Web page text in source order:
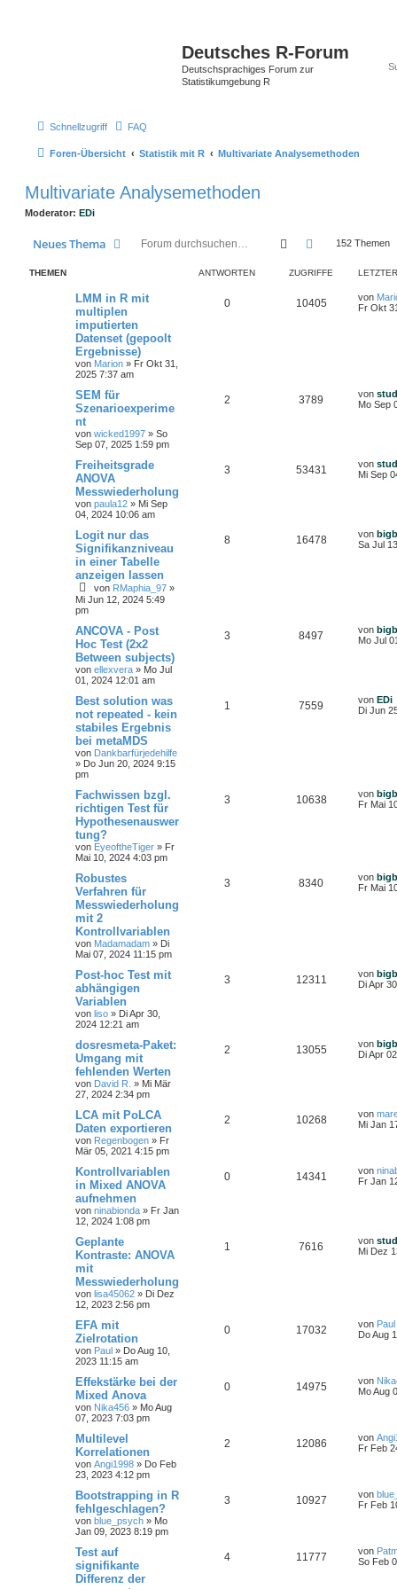
Deutsches R-Forum
Deutschsprachiges Forum zur
Statistikumgebung R
Schnellzugriff FAQ
Foren-Übersicht Statistik mit R Multivariate Analysemethoden
Multivariate Analysemethoden
Moderator: EDi
Neues Thema Suche Erweiterte
152 Themen
THEMEN ANTWORTEN ZUGRIFFE
LMM in R mit
multiplen
imputierten
Datenset (gepoolt
Ergebnisse)
von Marion » Fr Okt 31,
2025 7:37 am
0 10405 von
Fr Okt
SEM für
Szenarioexperime
nt
von wicked1997 » So
Sep 07, 2025 1:59 pm
2 3789 von
Mo Sep
Freiheitsgrade
ANOVA
Messwiederholung
von paula12 » Mi Sep
04, 2024 10:06 am
3 53431 von
Mi Sep
Logit nur das
Signifikanzniveau
in einer Tabelle
anzeigen lassen
von RMaphia_97 »
Mi Jun 12, 2024 5:49
pm
8 16478 von
Sa Jul
ANCOVA - Post
Hoc Test (2x2
Between subjects)
von ellexvera » Mo Jul
01, 2024 12:01 am
3 8497 von
Mo Jul
Best solution was
not repeated - kein
stabiles Ergebnis
bei metaMDS
von Dankbarfürjedehilfe
» Do Jun 20, 2024 9:15
pm
1 7559 von EDi
Di Jun
Fachwissen bzgl.
richtigen Test für
Hypothesenauswer
tung?
von EyeoftheTiger » Fr
Mai 10, 2024 4:03 pm
3 10638 von
Fr Mai
Robustes
Verfahren für
Messwiederholung
mit 2
Kontrollvariablen
von Madamadam » Di
Mai 07, 2024 11:15 pm
3 8340 von
Fr Mai
Post-hoc Test mit
abhängigen
Variablen
von liso » Di Apr 30,
2024 12:21 am
3 12311 von
Di Apr
dosresmeta-Paket:
Umgang mit
fehlenden Werten
von David R. » Mi Mär
27, 2024 2:34 pm
2 13055 von
Di Apr
LCA mit PoLCA
Daten exportieren
von Regenbogen » Fr
Mär 05, 2021 4:15 pm
2 10268 von
Mi Jan
Kontrollvariablen
in Mixed ANOVA
aufnehmen
von ninabionda » Fr Jan
12, 2024 1:08 pm
0 14341 von
Fr Jan
Geplante
Kontraste: ANOVA
mit
Messwiederholung
von lisa45062 » Di Dez
12, 2023 2:56 pm
1 7616 von
Mi Dez
EFA mit
Zielrotation
von Paul » Do Aug 10,
2023 11:15 am
0 17032 von Paul
Do Aug
Effekstärke bei der
Mixed Anova
von Nika456 » Mo Aug
07, 2023 7:03 pm
0 14975 von
Mo Aug
Multilevel
Korrelationen
von Angi1998 » Do Feb
23, 2023 4:12 pm
2 12086 von
Fr Feb
Bootstrapping in R
fehlgeschlagen?
von blue_psych » Mo
Jan 09, 2023 8:19 pm
3 10927 von
Fr Feb
Test auf
signifikante
Differenz der
4 11777 von
So Feb